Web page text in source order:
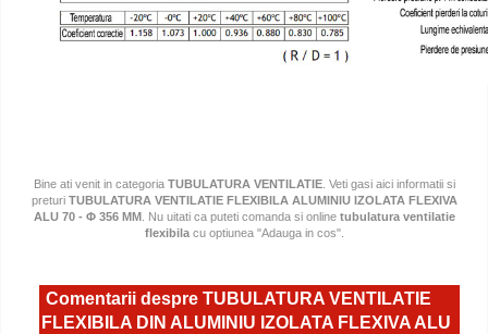
Bine ati venit in categoria TUBULATURA VENTILATIE. Veti gasi aici informatii si
preturiTUBULATURA VENTILATIE FLEXIBILA ALUMINIU IZOLATA FLEXIVA
ALU 70 - Φ 356 MM. Nu uitati ca puteti comanda si online tubulatura ventilatie
flexibila cu optiunea "Adauga in cos".
Comentarii despre TUBULATURA VENTILATIE
FLEXIBILA DIN ALUMINIU IZOLATA FLEXIVA ALU